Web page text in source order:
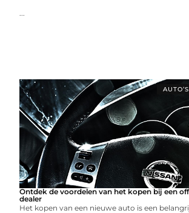
...
Ontdek de voordelen van het kopen bij een
dealer
Het kopen van een nieuwe auto is een